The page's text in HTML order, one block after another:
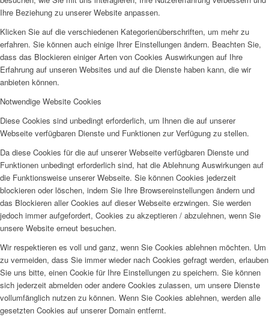
Ihre Beziehung zu unserer Website anpassen.
Klicken Sie auf die verschiedenen Kategorienüberschriften, um mehr zu
erfahren. Sie können auch einige Ihrer Einstellungen ändern. Beachten Sie,
dass das Blockieren einiger Arten von Cookies Auswirkungen auf Ihre
Erfahrung auf unseren Websites und auf die Dienste haben kann, die wir
anbieten können.
Notwendige Website Cookies
Diese Cookies sind unbedingt erforderlich, um Ihnen die auf unserer
Webseite verfügbaren Dienste und Funktionen zur Verfügung zu stellen.
Da diese Cookies für die auf unserer Webseite verfügbaren Dienste und
Funktionen unbedingt erforderlich sind, hat die Ablehnung Auswirkungen auf
die Funktionsweise unserer Webseite. Sie können Cookies jederzeit
blockieren oder löschen, indem Sie Ihre Browsereinstellungen ändern und
das Blockieren aller Cookies auf dieser Webseite erzwingen. Sie werden
jedoch immer aufgefordert, Cookies zu akzeptieren / abzulehnen, wenn Sie
unsere Website erneut besuchen.
Wir respektieren es voll und ganz, wenn Sie Cookies ablehnen möchten. Um
zu vermeiden, dass Sie immer wieder nach Cookies gefragt werden, erlauben
Sie uns bitte, einen Cookie für Ihre Einstellungen zu speichern. Sie können
sich jederzeit abmelden oder andere Cookies zulassen, um unsere Dienste
vollumfänglich nutzen zu können. Wenn Sie Cookies ablehnen, werden alle
gesetzten Cookies auf unserer Domain entfernt.